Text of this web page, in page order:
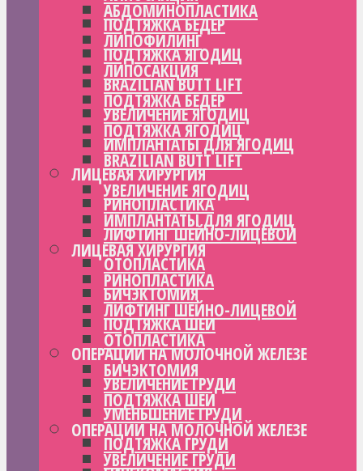
ПОДТЯЖКА БЕДЕР
ПОДТЯЖКА ЯГОДИЦ
BRAZILIAN BUTT LIFT
УВЕЛИЧЕНИЕ ЯГОДИЦ
ИМПЛАНТАТЫ ДЛЯ ЯГОДИЦ
ЛИЦЕВАЯ ХИРУРГИЯ
РИНОПЛАСТИКА
ЛИФТИНГ ШЕЙНО-ЛИЦЕВОЙ
ОТОПЛАСТИКА
БИЧЭКТОМИЯ
ПОДТЯЖКА ШЕИ
ОПЕРАЦИИ НА МОЛОЧНОЙ ЖЕЛЕЗЕ
УВЕЛИЧЕНИЕ ГРУДИ
УМЕНЬШЕНИЕ ГРУДИ
ПОДТЯЖКА ГРУДИ
АБДОМИНОПЛАСТИКА
ЛИПОФИЛИНГ
ЛИПОСАКЦИЯ
ПОДТЯЖКА БЕДЕР
ПОДТЯЖКА ЯГОДИЦ
BRAZILIAN BUTT LIFT
УВЕЛИЧЕНИЕ ЯГОДИЦ
ИМПЛАНТАТЫ ДЛЯ ЯГОДИЦ
ЛИЦЕВАЯ ХИРУРГИЯ
РИНОПЛАСТИКА
ЛИФТИНГ ШЕЙНО-ЛИЦЕВОЙ
ОТОПЛАСТИКА
БИЧЭКТОМИЯ
ПОДТЯЖКА ШЕИ
ОПЕРАЦИИ НА МОЛОЧНОЙ ЖЕЛЕЗЕ
УВЕЛИЧЕНИЕ ГРУДИ